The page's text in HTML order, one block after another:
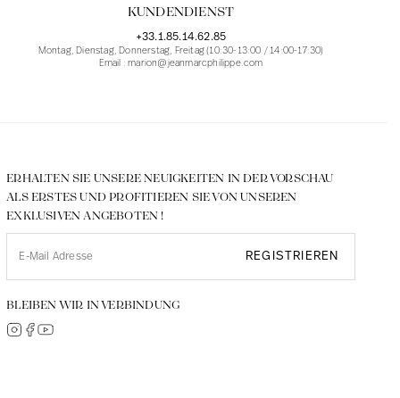
KUNDENDIENST
+33.1.85.14.62.85
Montag, Dienstag, Donnerstag, Freitag (10:30-13:00 / 14:00-17:30)
Email : marion@jeanmarcphilippe.com
ERHALTEN SIE UNSERE NEUIGKEITEN IN DER VORSCHAU
ALS ERSTES UND PROFITIEREN SIE VON UNSEREN
EXKLUSIVEN ANGEBOTEN !
REGISTRIEREN
BLEIBEN WIR IN VERBINDUNG